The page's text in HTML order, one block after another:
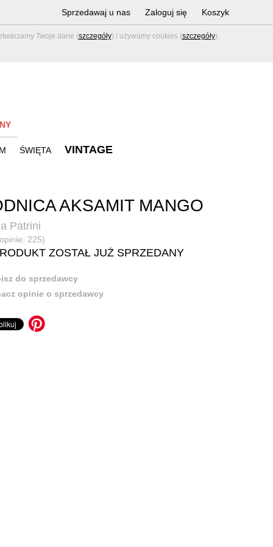
Twoje dane (szczegóły) i używamy cookies (szczegóły).
Sprzedawaj u nas Zaloguj się Koszyk
ŚWIĘTA VINTAGE
AKSAMIT MANGO
Patrini
225)
ZOSTAŁ JUŻ SPRZEDANY
do sprzedawcy
opinie o sprzedawcy